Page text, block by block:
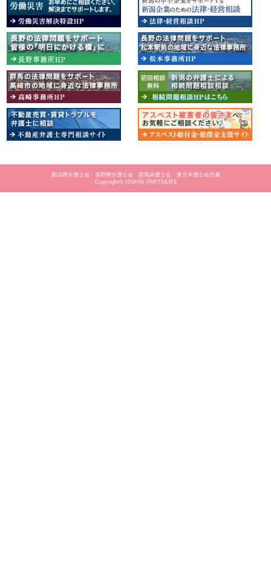
新潟県弁護士会・長野県弁護士会・群馬弁護士会・東京弁護士会所属
Copyright© ISSHIN PARTNERS